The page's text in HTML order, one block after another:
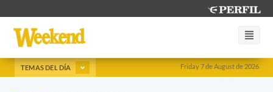
Friday 7 de August de 2026
TEMAS DEL DÍA